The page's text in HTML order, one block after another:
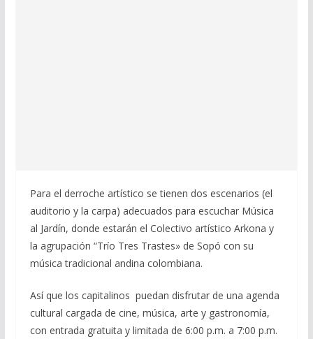
Para el derroche artístico se tienen dos escenarios (el
auditorio y la carpa) adecuados para escuchar Música
al Jardín, donde estarán el Colectivo artístico Arkona y
la agrupación “Trío Tres Trastes» de Sopó con su
música tradicional andina colombiana.
Así que los capitalinos puedan disfrutar de una agenda
cultural cargada de cine, música, arte y gastronomía,
con entrada gratuita y limitada de 6:00 p.m. a 7:00 p.m.